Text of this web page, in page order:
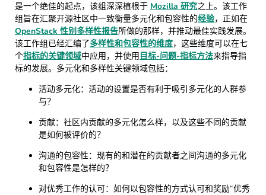
是一个绝佳的起点，该组深深植根于 Mozilla 研究之上。该工作
组旨在汇聚开源社区中一致衡量多元化和包容性的经验，正如在
OpenStack 性别多样性报告所做的那样，并推动最佳实践发展。
该工作组已经汇编了多样性和包容性的维度，这些维度可以在七
个指标的关键领域中应用，并使用目标-问题-指标方法来指导指
标的发展。多元化和多样性关键领域包括：
活动多元化：活动的设置是否有利于吸引多元化的人群参
与？
贡献：社区内贡献的多元化怎么样，以及这些不同的贡献
是如何被评价的？
沟通的包容性：现有的和潜在的贡献者之间沟通的多元化
和包容性是怎样的？
对优秀工作的认可：如何以包容性的方式认可和奖励“优秀